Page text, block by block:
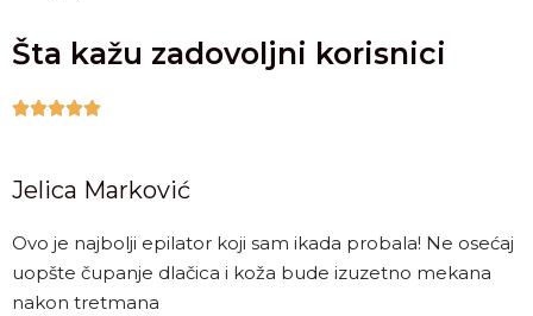
Šta kažu zadovoljni korisnici

Jelica Marković
Ovo je najbolji epilator koji sam ikada probala! Ne osećaj
uopšte čupanje dlačica i koža bude izuzetno mekana
nakon tretmana